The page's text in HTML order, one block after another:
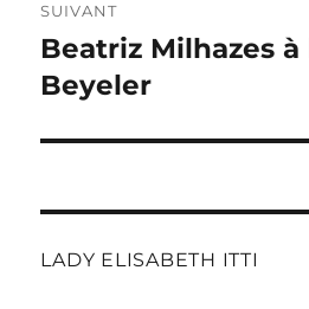
SUIVANT
Publication
suivante :
Beatriz Milhazes
Beyeler
LADY ELISABETH ITTI